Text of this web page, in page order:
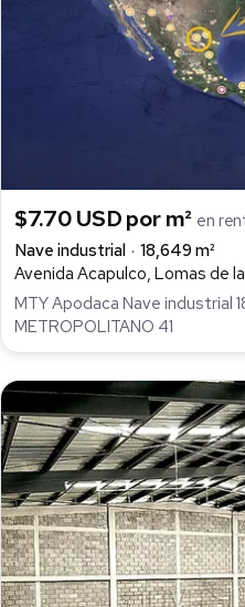
$7.70 USD por m² en
Nave industrial
18,649 m²
Avenida Acapulco, Lomas de
MTY Apodaca Nave industrial
METROPOLITANO 41